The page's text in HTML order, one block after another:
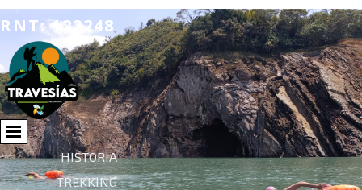
RNT: 122248
HISTORIA
TREKKING